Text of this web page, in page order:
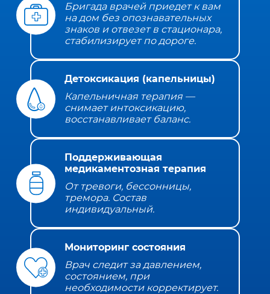
Бригада врачей приедет к вам
на дом без опознавательных
знаков и отвезет в стационара,
стабилизирует по дороге.
Детоксикация (капельницы)
Капельничная терапия —
снимает интоксикацию,
восстанавливает баланс.
Поддерживающая
медикаментозная терапия
От тревоги, бессонницы,
тремора. Состав
индивидуальный.
Мониторинг состояния
Врач следит за давлением,
состоянием, при
необходимости корректирует.